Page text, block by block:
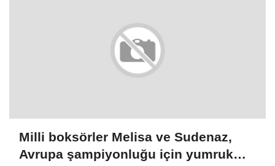
Milli boksörler Melisa ve Sudenaz,
Avrupa şampiyonluğu için yumruk